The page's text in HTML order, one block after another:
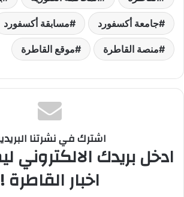
جامعة أكسفورد مسابقة أكسفورد
منصة القاطرة موقع القاطرة
اشترك في نشرتنا
ادخل بريدك الالكتروني
اخبار القاطرة !